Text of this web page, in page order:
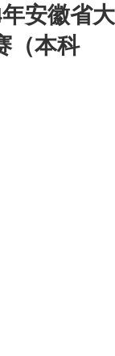
安徽省大
（本科